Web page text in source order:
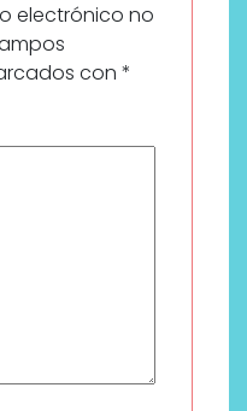
electrónico no
con *